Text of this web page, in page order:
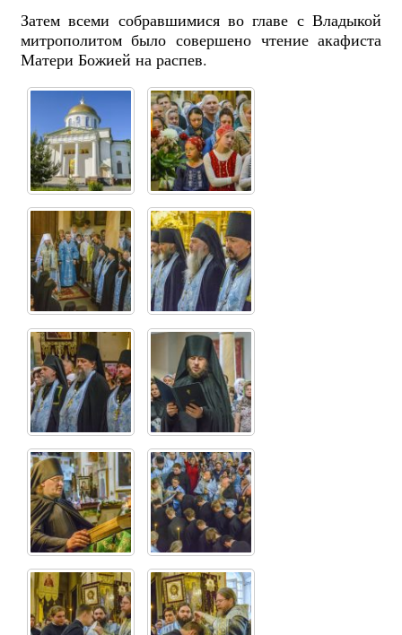
Затем всеми собравшимися во главе с Владыкой
митрополитом было совершено чтение акафиста
Матери Божией на распев.